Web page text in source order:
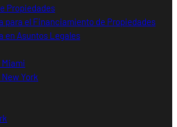
Propiedades
para el Financiamiento de Propiedades
en Asuntos Legales
York